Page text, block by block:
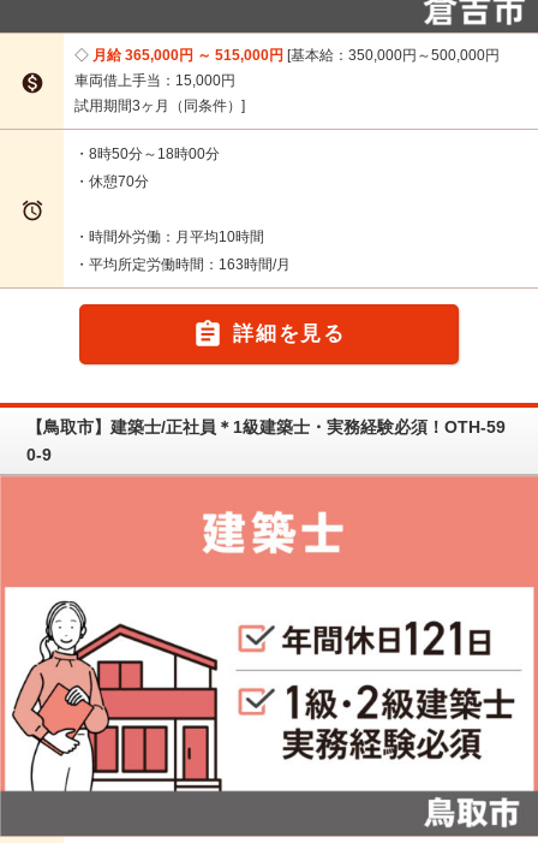

月給 365,000円 ～ 515,000円 基本給：350,000円～500,000円
車両借上手当：15,000円
試用期間3ヶ月（同条件）

・8時50分～18時00分
・休憩70分
・時間外労働：月平均10時間
・平均所定労働時間：163時間/月
 詳細を見る
【鳥取市】建築士/正社員＊1級建築士・実務経験必須！OTH-59
0-9